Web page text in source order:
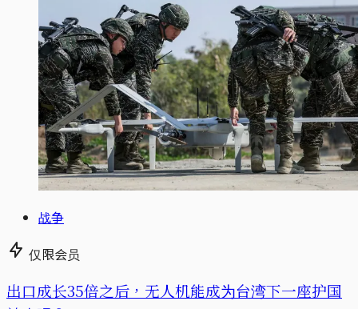
战争
仅限会员
出口成长35倍之后，无人机能成为台湾下一座护国